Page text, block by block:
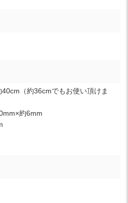
40cm（約36cmでもお使い頂けま
約6mm